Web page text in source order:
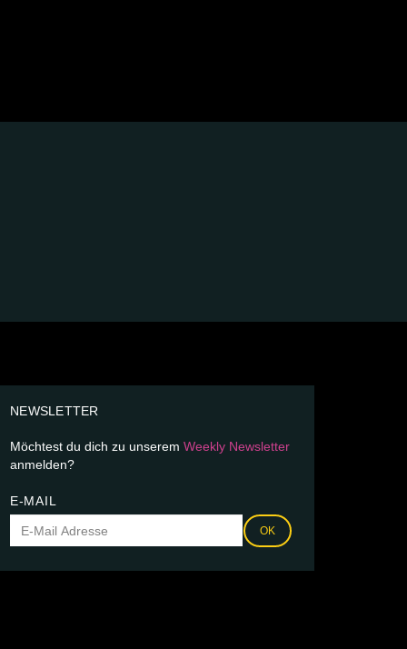
NEWSLETTER
Möchtest du dich zu unserem Weekly Newsletter
anmelden?
E-MAIL
OK